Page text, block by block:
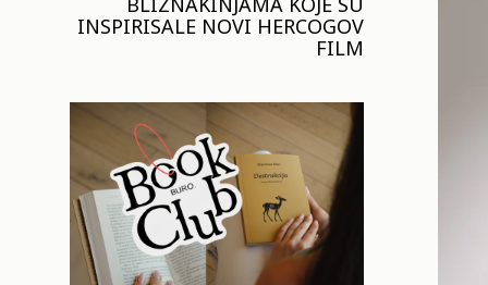
INSPIRISALE NOVI HERCOGOV
FILM